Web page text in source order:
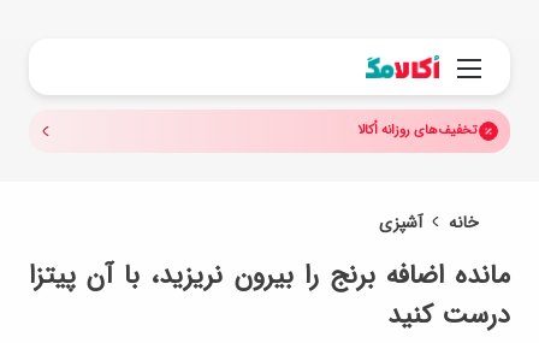
منو
تخفیف‌های روزانه اُکالا
خانه آشپزی
مانده اضافه برنج را بیرون نریزید، با آن پیتزا
درست کنید